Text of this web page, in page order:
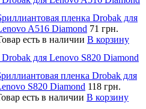
пленка Drobak для
A516 Diamond 71 грн.
есть в наличии В корзину
для Lenovo S820 Diamond
пленка Drobak для
S820 Diamond 118 грн.
есть в наличии В корзину